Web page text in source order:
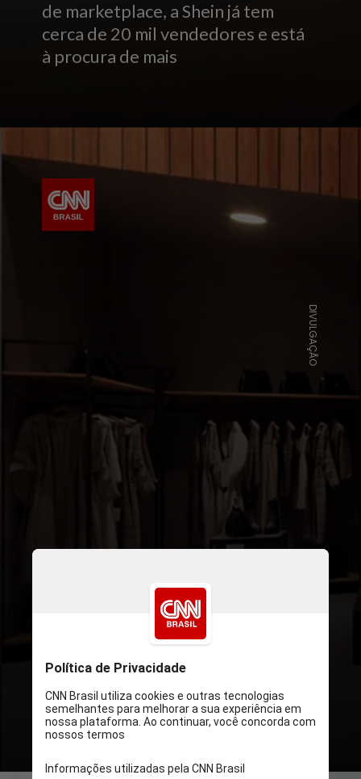
de marketplace, a Shein já tem
cerca de 20 mil vendedores e está
à procura de mais
Em abril de 2023, em meio a
críticas do governo ao seu
negócio,
a Shein anunciou uma parceria
com 2 mil fabricantes locais para
fortalecer a indústria brasileira
DIVULGAÇÃO